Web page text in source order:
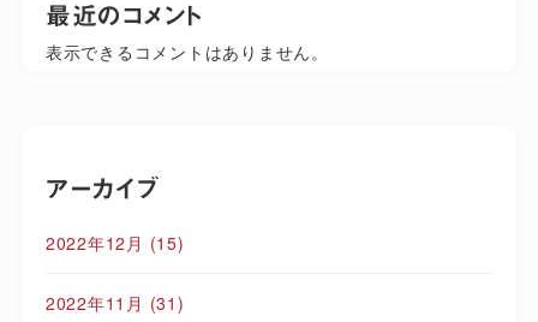
最近のコメント
表示できるコメントはありません。
アーカイブ
2022年12月 (15)
2022年11月 (31)